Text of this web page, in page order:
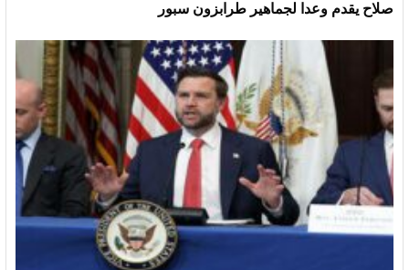
صلاح يقدم وعدا لجماهير طرابزون سبور